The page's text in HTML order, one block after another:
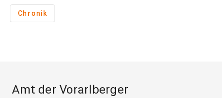
Chronik
Amt der Vorarlberger